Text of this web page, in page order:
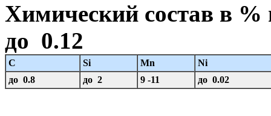
Химический состав в
до 0.12
C Si Mn
Ni
до 0.8
до 2 9 -11 до 0.02